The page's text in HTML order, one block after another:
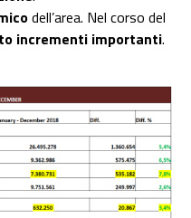
dell’area. Nel corso del
incrementi importanti.